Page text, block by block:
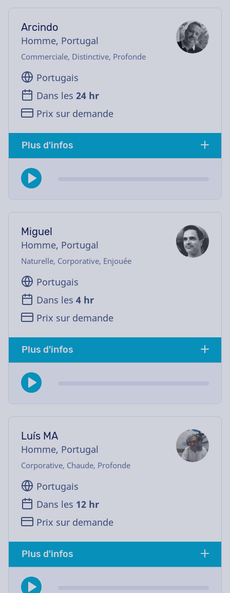
Arcindo
Homme, Portugal
Commerciale, Distinctive, Profonde
Portugais
Dans les 24 hr
Prix sur demande
Plus d'infos
Miguel
Homme, Portugal
Naturelle, Corporative, Enjouée
Portugais
Dans les 4 hr
Prix sur demande
Plus d'infos
Luís MA
Homme, Portugal
Corporative, Chaude, Profonde
Portugais
Dans les 12 hr
Prix sur demande
Plus d'infos